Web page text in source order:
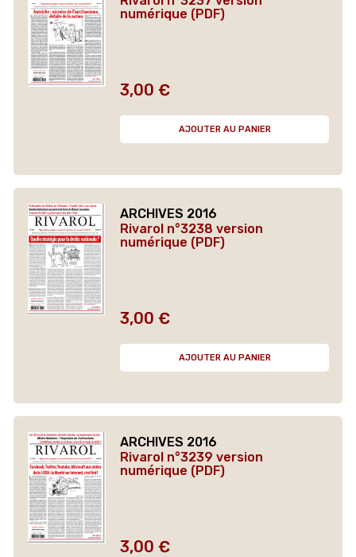
numérique (PDF)
Prix
3,00 €
AJOUTER AU PANIER
ARCHIVES 2016
Rivarol n°3238 version
numérique (PDF)
Prix
3,00 €
AJOUTER AU PANIER
ARCHIVES 2016
Rivarol n°3239 version
numérique (PDF)
Prix
3,00 €